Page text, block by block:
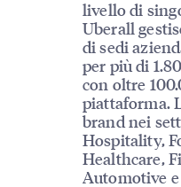
livello di
Uberall
di sedi
per più di
con oltre
piattaforma.
brand nei
Hospitality,
Healthcare,
Automotive